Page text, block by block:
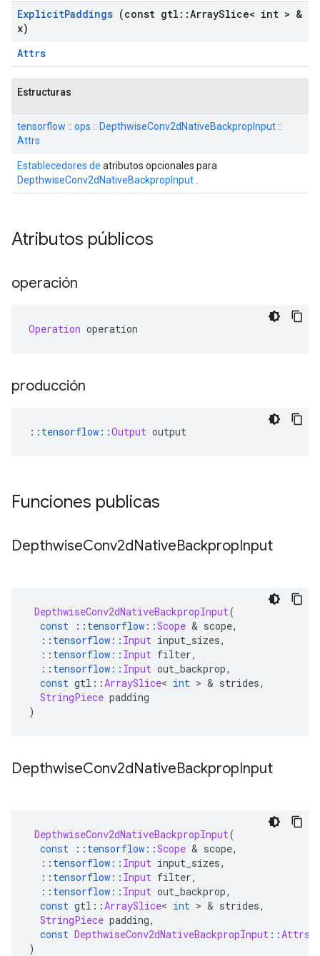
ExplicitPaddings (const gtl ::ArraySlice< int > &
x)
Attrs
Estructuras
tensorflow :: ops :: DepthwiseConv2dNativeBackpropInput ::
Attrs
Establecedores de atributos opcionales para
DepthwiseConv2dNativeBackpropInput
Atributos públicos
operación
Operation operation
producción
:: tensorflow ::Output output
Funciones publicas
DepthwiseConv2dNativeBackpropInput
DepthwiseConv2dNativeBackpropInput(
const
:: tensorflow ::Scope & scope,
:: tensorflow :: Input input_sizes,
:: tensorflow :: Input filter,
:: tensorflow :: Input out_backprop,
const gtl ::ArraySlice< int > & strides,
StringPiece padding
)
DepthwiseConv2dNativeBackpropInput
DepthwiseConv2dNativeBackpropInput(
const
:: tensorflow ::Scope & scope,
:: tensorflow :: Input input_sizes,
:: tensorflow :: Input filter,
:: tensorflow :: Input out_backprop,
const gtl ::ArraySlice< int > & strides,
StringPiece padding,
const DepthwiseConv2dNativeBackpropInput ::Attrs
)